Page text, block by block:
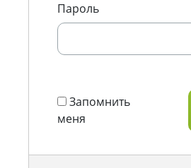
Пароль
Запомнить
меня